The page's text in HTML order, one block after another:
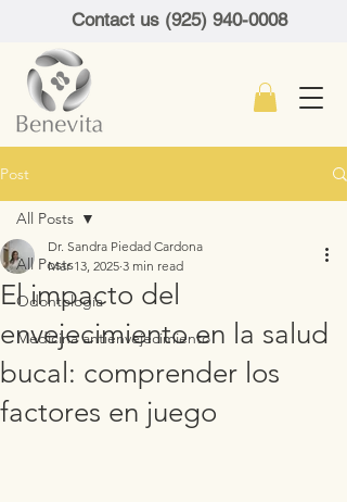
Contact us (925) 940-0008
Post
All Posts
Odontología
Medicina antienvejecimiento
All Posts
El impacto del
envejecimiento en la salud
bucal: comprender los
factores en juego
Dr. Sandra Piedad Cardona
Mar 13, 2025 3 min read